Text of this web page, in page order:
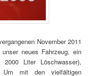
November 2011
neues Fahrzeug, ein
2000 Liter Löschwasser),
Um mit den vielfältigen